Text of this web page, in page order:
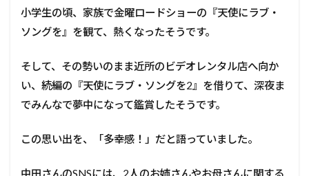
小学生の頃、家族で金曜ロードショーの『天使にラブ・
ソングを』を観て、熱くなったそうです。
そして、その勢いのまま近所のビデオレンタル店へ向か
い、続編の『天使にラブ・ソングを2』を借りて、深夜ま
でみんなで夢中になって鑑賞したそうです。
この思い出を、「多幸感！」だと語っていました。
中田さんのSNSには、2人のお姉さんやお母さんに関する